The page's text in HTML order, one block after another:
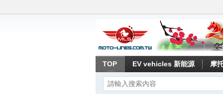
TOP EV vehicles 新能源 摩